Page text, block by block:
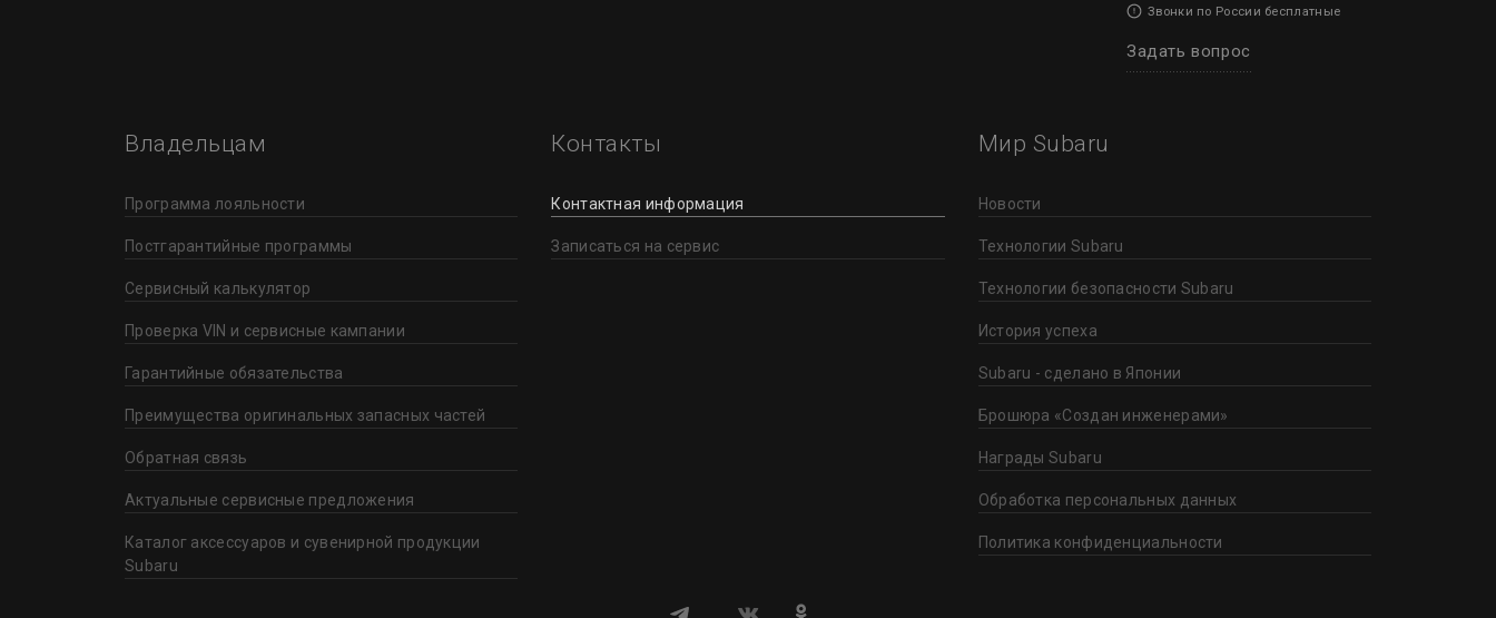
Пермь
Петрозаводск
Ростов-на-Дону
Самара
Санкт-Петербург
Саратов
Звонки по России бесплатные
Задать вопрос
Владельцам
Программа лояльности
Постгарантийные программы
Сервисный калькулятор
Проверка VIN и сервисные кампании
Гарантийные обязательства
Преимущества оригинальных запасных частей
Обратная связь
Актуальные сервисные предложения
Каталог аксессуаров и сувенирной продукции
Subaru
Контакты
Контактная информация
Записаться на сервис
Мир Subaru
Новости
Технологии Subaru
Технологии безопасности Subaru
История успеха
Subaru - сделано в Японии
Брошюра «Создан инженерами»
Награды Subaru
Обработка персональных данных
Политика конфиденциальности